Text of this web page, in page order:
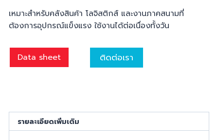
เหมาะสำหรับคลังสินค้า โลจิสติกส์ และงานภาคสนามที่
ต้องการอุปกรณ์แข็งแรง ใช้งานได้ต่อเนื่องทั้งวัน
Data sheet ติดต่อเรา
รายละเอียดเพิ่มเติม